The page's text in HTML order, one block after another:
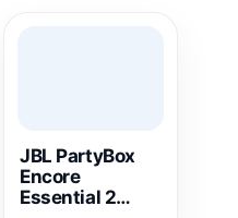
JBL PartyBox
Encore
Essential 2